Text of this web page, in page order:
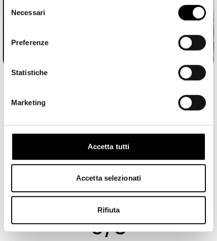
delNecessari
Preferenze
Statistiche
Marketing
Accetta tutti
Accetta selezionati
Rifiuta
CHARTER
SODDISFAZIONE DEI MEMBRI
0/5
0/5